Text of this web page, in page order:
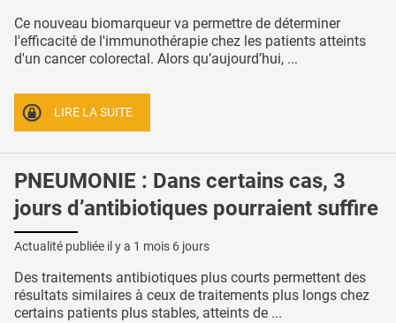
Ce nouveau biomarqueur va permettre de déterminer
l'efficacité de l'immunothérapie chez les patients atteints
d'un cancer colorectal. Alors qu’aujourd’hui, ...
LIRE LA SUITE
PNEUMONIE : Dans certains cas, 3
jours d’antibiotiques pourraient suffire
Actualité publiée il y a 1 mois 6 jours
Des traitements antibiotiques plus courts permettent des
résultats similaires à ceux de traitements plus longs chez
certains patients plus stables, atteints de ...